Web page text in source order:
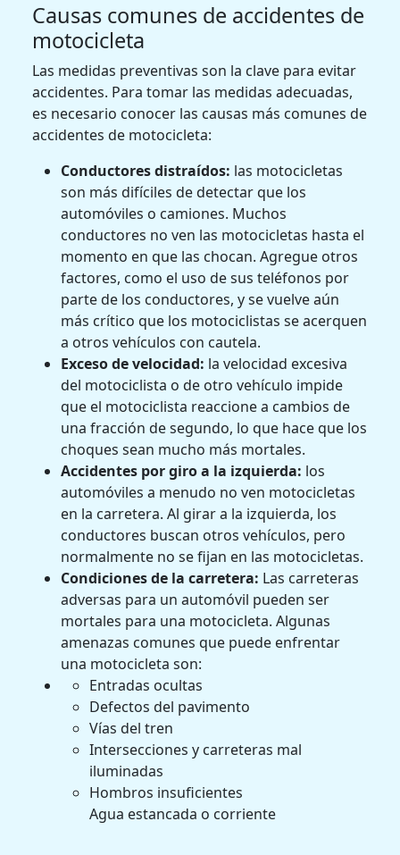
Causas comunes de accidentes de
motocicleta
Las medidas preventivas son la clave para evitar
accidentes. Para tomar las medidas adecuadas,
es necesario conocer las causas más comunes de
accidentes de motocicleta:
Conductores distraídos: las motocicletas
son más difíciles de detectar que los
automóviles o camiones. Muchos
conductores no ven las motocicletas hasta el
momento en que las chocan. Agregue otros
factores, como el uso de sus teléfonos por
parte de los conductores, y se vuelve aún
más crítico que los motociclistas se acerquen
a otros vehículos con cautela.
Exceso de velocidad: la velocidad excesiva
del motociclista o de otro vehículo impide
que el motociclista reaccione a cambios de
una fracción de segundo, lo que hace que los
choques sean mucho más mortales.
Accidentes por giro a la izquierda: los
automóviles a menudo no ven motocicletas
en la carretera. Al girar a la izquierda, los
conductores buscan otros vehículos, pero
normalmente no se fijan en las motocicletas.
Condiciones de la carretera: Las carreteras
adversas para un automóvil pueden ser
mortales para una motocicleta. Algunas
amenazas comunes que puede enfrentar
una motocicleta son:
Entradas ocultas
Defectos del pavimento
Vías del tren
Intersecciones y carreteras mal
iluminadas
Hombros insuficientes
Agua estancada o corriente